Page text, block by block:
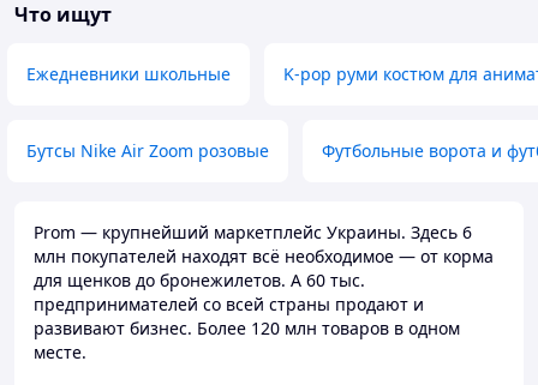
Что ищут
Ежедневники школьные K-pop руми костюм для
Бутсы Nike Air Zoom розовые Футбольные ворота и
Prom — крупнейший маркетплейс Украины. Здесь 6
млн покупателей находят всё необходимое — от корма
для щенков до бронежилетов. А 60 тыс.
предпринимателей со всей страны продают и
развивают бизнес. Более 120 млн товаров в одном
месте.